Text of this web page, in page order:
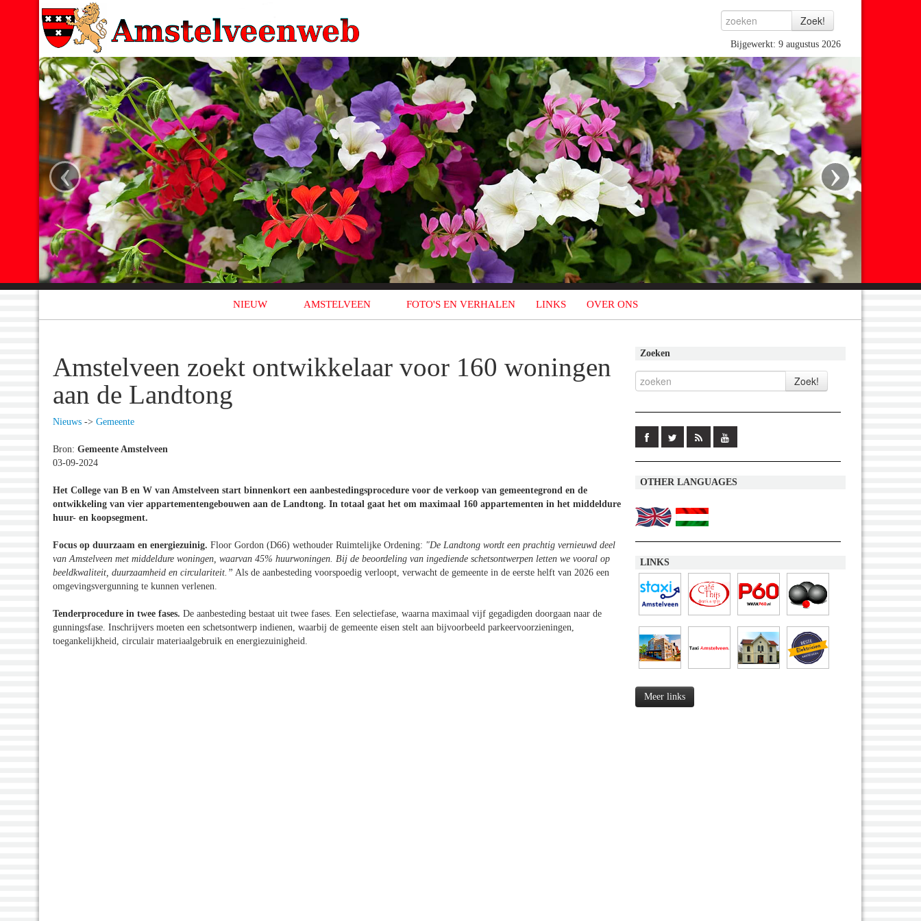
Bijgewerkt: 9 augustus 2026
‹ ›
NIEUW AMSTELVEEN FOTO'S EN VERHALEN LINKS OVER ONS
Amstelveen zoekt ontwikkelaar voor 160 woningen
aan de Landtong
Nieuws -> Gemeente
Bron: Gemeente Amstelveen
03-09-2024
Het College van B en W van Amstelveen start binnenkort een aanbestedingsprocedure voor de verkoop van gemeentegrond en de
ontwikkeling van vier appartementengebouwen aan de Landtong. In totaal gaat het om maximaal 160 appartementen in het middeldure
huur- en koopsegment.
Focus op duurzaam en energiezuinig. Floor Gordon (D66) wethouder Ruimtelijke Ordening: "De Landtong wordt een prachtig vernieuwd deel
van Amstelveen met middeldure woningen, waarvan 45% huurwoningen. Bij de beoordeling van ingediende schetsontwerpen letten we vooral op
beeldkwaliteit, duurzaamheid en circulariteit.” Als de aanbesteding voorspoedig verloopt, verwacht de gemeente in de eerste helft van 2026 een
omgevingsvergunning te kunnen verlenen.
Tenderprocedure in twee fases. De aanbesteding bestaat uit twee fases. Een selectiefase, waarna maximaal vijf gegadigden doorgaan naar de
gunningsfase. Inschrijvers moeten een schetsontwerp indienen, waarbij de gemeente eisen stelt aan bijvoorbeeld parkeervoorzieningen,
toegankelijkheid, circulair materiaalgebruik en energiezuinigheid.
Zoeken
OTHER LANGUAGES
LINKS
Meer links